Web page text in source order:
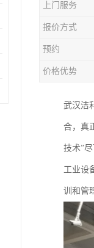
上门服务
报价方式
预约
价格优势
武汉洁
合，真
技术”
工业设
训和管